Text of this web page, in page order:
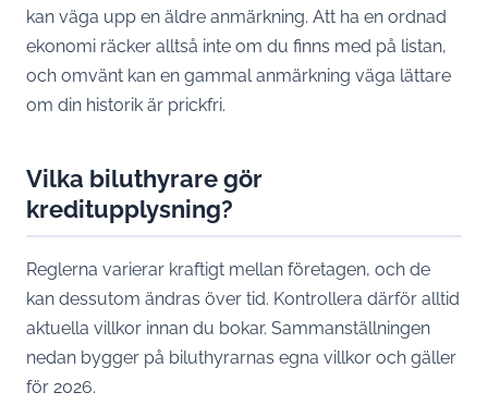
kan väga upp en äldre anmärkning. Att ha en ordnad
ekonomi räcker alltså inte om du finns med på listan,
och omvänt kan en gammal anmärkning väga lättare
om din historik är prickfri.
Vilka biluthyrare gör
kreditupplysning?
Reglerna varierar kraftigt mellan företagen, och de
kan dessutom ändras över tid. Kontrollera därför alltid
aktuella villkor innan du bokar. Sammanställningen
nedan bygger på biluthyrarnas egna villkor och gäller
för 2026.